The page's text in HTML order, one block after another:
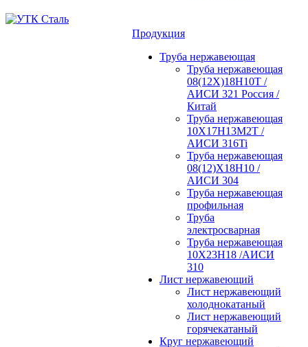
Продукция
Труба нержавеющая
Труба нержавеющая
08(12Х)18Н10Т /
АИСИ 321 Россия /
Китай
Труба нержавеющая
10Х17Н13М2Т /
АИСИ 316Ti
Труба нержавеющая
08(12)Х18Н10 /
АИСИ 304
Труба нержавеющая
профильная
Труба
электросварная
Труба нержавеющая
10Х23Н18 /АИСИ
310
Лист нержавеющий
Лист нержавеющий
холоднокатаный
Лист нержавеющий
горячекатаный
Круг нержавеющий